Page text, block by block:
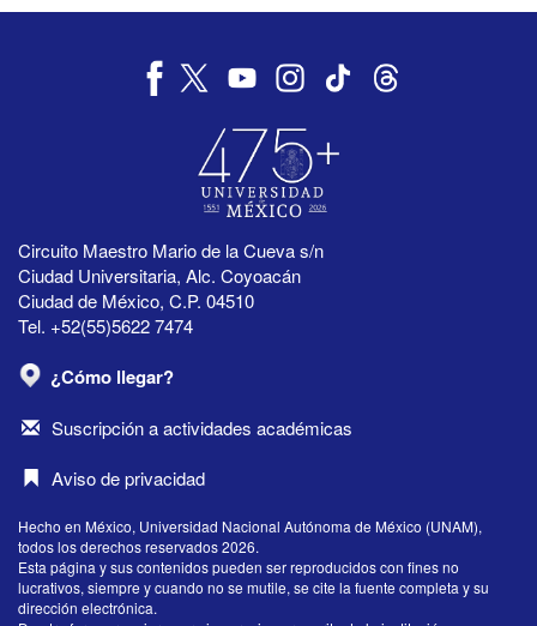
Circuito Maestro Mario de la Cueva s/n
Ciudad Universitaria, Alc. Coyoacán
Ciudad de México, C.P. 04510
Tel. +52(55)5622 7474
¿Cómo llegar?
Suscripción a actividades académicas
Aviso de privacidad
Hecho en México, Universidad Nacional Autónoma de México (UNAM),
todos los derechos reservados 2026.
Esta página y sus contenidos pueden ser reproducidos con fines no
lucrativos, siempre y cuando no se mutile, se cite la fuente completa y su
dirección electrónica.